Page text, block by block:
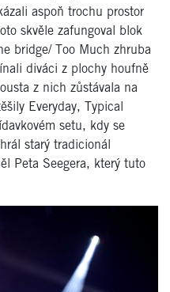
aspoň trochu prostor
skvěle zafungoval blok
bridge/ Too Much zhruba
diváci z plochy houfně
z nich zůstávala na
Everyday, Typical
setu, kdy se
starý tradicionál
Peta Seegera, který tuto